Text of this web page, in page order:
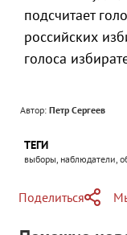
подсчитает
российских
голоса
Автор: Петр Сергеев
ТЕГИ
выборы, наблюдатели,
Поделиться